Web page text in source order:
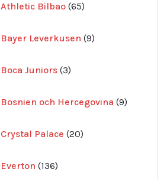
Athletic Bilbao 65
produkter
Bayer Leverkusen 9
produkter
Boca Juniors 3
produkter
Bosnien och Hercegovina 9
produkter
Crystal Palace 20
produkter
Everton 136
produkter